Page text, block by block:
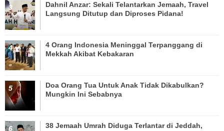
Dahnil Anzar: Sekali Telantarkan Jemaah, Travel
Langsung Ditutup dan Diproses Pidana!
4 Orang Indonesia Meninggal Terpanggang di
Mekkah Akibat Kebakaran
Doa Orang Tua Untuk Anak Tidak Dikabulkan?
Mungkin Ini Sebabnya
38 Jemaah Umrah Diduga Terlantar di Jeddah,